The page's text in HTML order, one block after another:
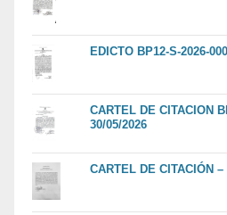
EDICTO BP12-S-2026-
CARTEL DE CITACION
30/05/2026
CARTEL DE CITACIÓN